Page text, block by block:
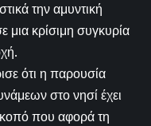
την αμυντική
κρίσιμη συγκυρία
ότι η παρουσία
στο νησί έχει
που αφορά τη